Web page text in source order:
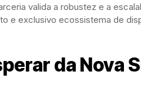
valida a robustez e a
e exclusivo ecossistema de
da Nova